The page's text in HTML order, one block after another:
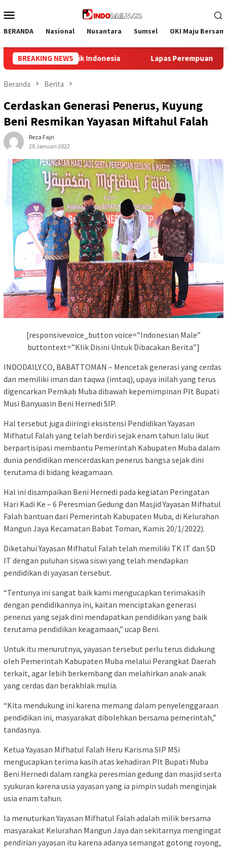
ke
Mobile
BERANDA Nasional Nusantara Sumsel OKI Maju
BREAKING NEWS
Perempuan Palembang Gelar Aksi Bersih Kemerdekaan,
Beranda Berita
Cerdaskan Generasi Penerus, Kuyung
Beni Resmikan Yayasan Miftahul Falah
Reza Fajri
20 Januari 2022
[responsivevoice_button voice=”Indonesian Male”
buttontext=”Klik Disini Untuk Dibacakan Berita”]
INDODAILY.CO, BABATTOMAN – Mencetak generasi yang cerdas
dan memiliki iman dan taqwa (imtaq), upaya inilah yang terus
digencarkan Pemkab Muba dibawah kepemimpinan Plt Bupati
Musi Banyuasin Beni Hernedi SIP.
Hal tersebut juga diiringi eksistensi Pendidikan Yayasan
Mifhatul Falah yang telah berdiri sejak enam tahun lalu ikut
berpartisipasi membantu Pemerintah Kabupaten Muba dalam
dunia pendidikan mencerdaskan penerus bangsa sejak dini
terutama di bidang keagamaan.
Hal ini disampaikan Beni Hernedi pada kegiatan Peringatan
Hari Kadi Ke – 6 Peresmian Gedung dan Masjid Yayasan Mifhatul
Falah bantuan dari Pemerintah Kabupaten Muba, di Kelurahan
Mangun Jaya Kecamatan Babat Toman, Kamis 20/1/2022).
Diketahui Yayasan Mifhatul Falah telah memiliki TK IT dan SD
IT dengan puluhan siswa siswi yang telah mendapkan
pendidikan di yayasan tersebut.
“Tentunya ini sangat baik kami mengucapkan terimakasih
dengan pendidikannya ini, kaitan menciptakan generasi
penerus yang sejak dini mendapatkan pendidikan yang baik
terutama pendidikan keagamaan,” ucap Beni.
Untuk itu menurutnya, yayasan tersebut perlu terus didukung
oleh Pemerintah Kabupaten Muba melalui Perangkat Daerah
terkait, agar lebih berkembang dan melahirkan anak-anak
yang cerdas dan berakhlak mulia.
“Kita mendukung ini karena memang dalam penyelenggaraan
pendidikan ini, masyarakat dibolehkan bersama pemerintah,”
tandasnya.
Ketua Yayasan Mifhatul Falah Heru Karisma SIP MSi
mengucapkan terima kasih atas kehadiran Plt Bupati Muba
Beni Hernedi dalam rangka peresmian gedung dan masjid serta
syukuran karena usia yayasan yang ia pimpin sudah menginjak
usia enam tahun.
Ia menuturkan Yayasan Mifhatul Falah adalah milik bersama
masyarakat Kelurahan Mangun Jaya dan sekitarnya mengingat
pendirian yayasan itu karena adanya semangat gotong royong,